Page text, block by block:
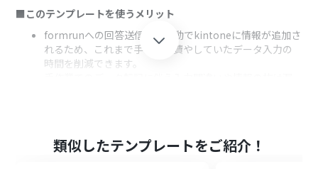
■このテンプレートを使うメリット
formrunへの回答送信後、自動でkintoneに情報が追加さ
れるため、これまで手作業に費やしていたデータ入力の
時間を削減できます。
はじめに、Yoomの「マイアプリ」画面からformrunと
類似したテンプレートをご紹介！